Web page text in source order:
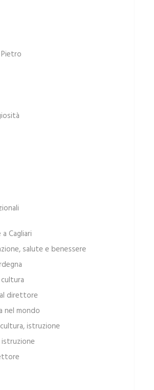
Cagliari
salute e benessere
direttore
nel mondo
istruzione
istruzione